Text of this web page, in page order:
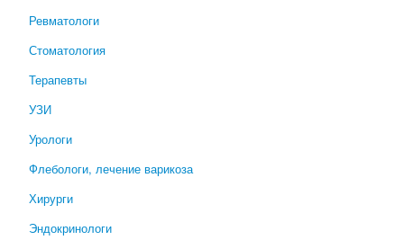
Ревматологи
Стоматология
Терапевты
УЗИ
Урологи
Флебологи, лечение варикоза
Хирурги
Эндокринологи